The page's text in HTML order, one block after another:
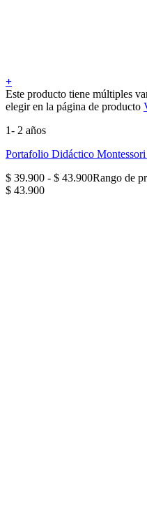
+
Este producto tiene múltiples
elegir en la página de producto
1- 2 años
Portafolio Didáctico
$ 39.900 - $ 43.900Rango de
$ 43.900